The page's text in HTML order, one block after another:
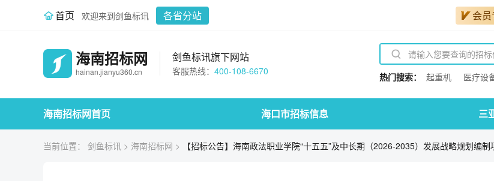
首页 欢迎来到剑鱼标讯 各省分站 会
海南招标网
hainan.jianyu360.cn
剑鱼标讯旗下网站
客服热线： 400-108-6670 热门搜索： 起重机 医疗设
海南招标网首页 海口市招标信息 三
当前位置： 剑鱼标讯 > 海南招标网 > 【招标公告】海南政法职业学院“十五五”及中长期（2026-2035）发展战略规划编制